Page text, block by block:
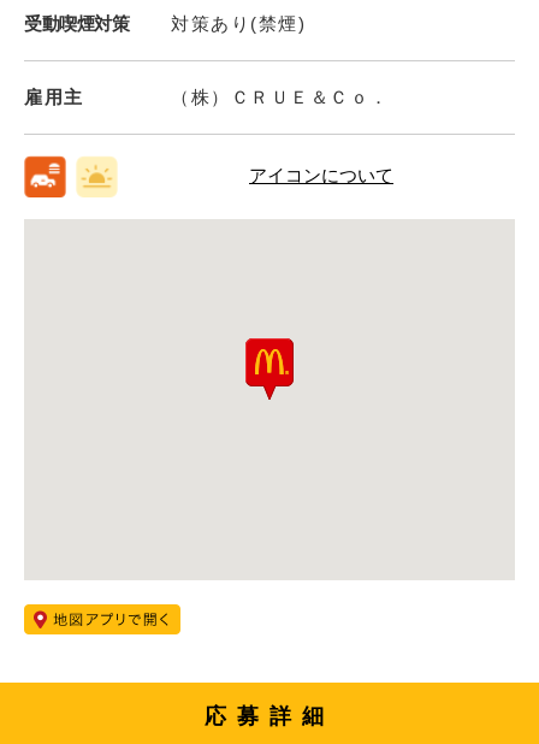
受動喫煙対策 対策あり(禁煙)
雇用主 （株）ＣＲＵＥ＆Ｃｏ．
アイコンについて
応募詳細